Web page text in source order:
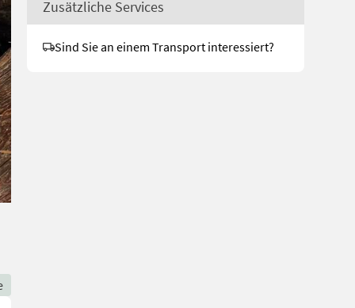
Zusätzliche Services
Sind Sie an einem Transport interessiert?